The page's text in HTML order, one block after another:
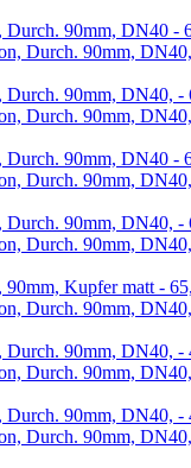
Durch. 90mm, DN40 -
Durch. 90mm, DN40, -
Durch. 90mm, DN40 -
Durch. 90mm, DN40, -
90mm, Kupfer matt -
Durch. 90mm, DN40, -
Durch. 90mm, DN40, -